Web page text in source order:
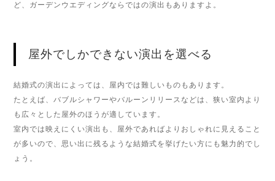
ど、ガーデンウエディングならではの演出もありますよ。
屋外でしかできない演出を選べる
結婚式の演出によっては、屋内では難しいものもあります。
たとえば、バブルシャワーやバルーンリリースなどは、狭い室内より
も広々とした屋外のほうが適しています。
室内では映えにくい演出も、屋外であればよりおしゃれに見えること
が多いので、思い出に残るような結婚式を挙げたい方にも魅力的でし
ょう。